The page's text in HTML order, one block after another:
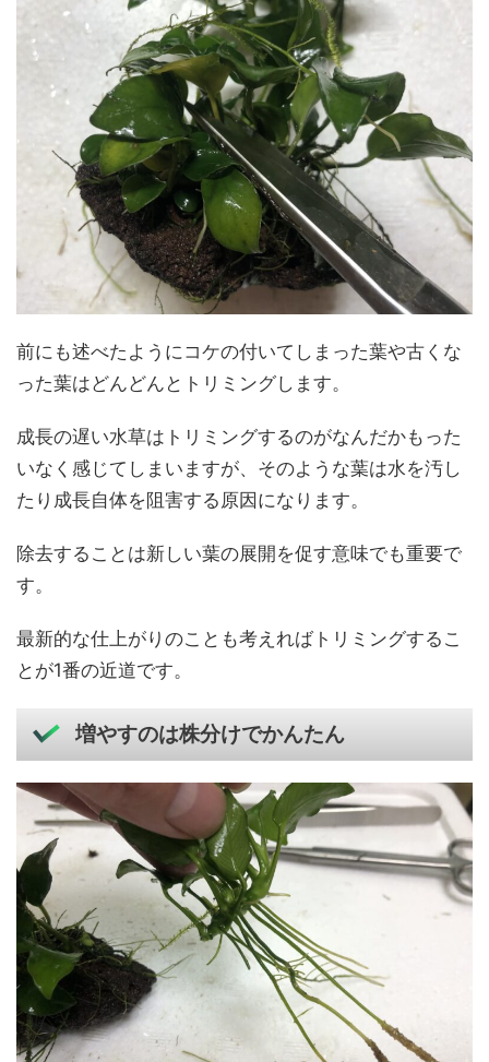
前にも述べたようにコケの付いてしまった葉や古くな
った葉はどんどんとトリミングします。
成長の遅い水草はトリミングするのがなんだかもった
いなく感じてしまいますが、そのような葉は水を汚し
たり成長自体を阻害する原因になります。
除去することは新しい葉の展開を促す意味でも重要で
す。
最新的な仕上がりのことも考えればトリミングするこ
とが1番の近道です。
増やすのは株分けでかんたん